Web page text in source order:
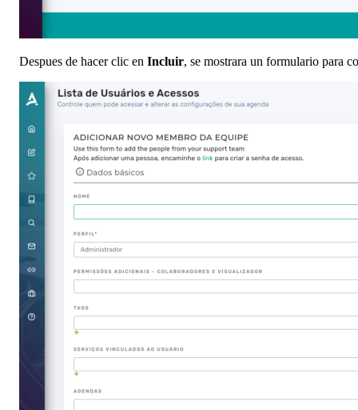
Despues de hacer clic en Incluir, se mostrara un formulario para